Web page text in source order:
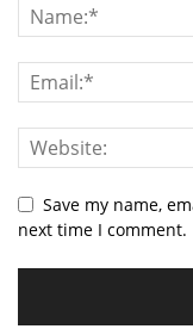
Save my name,
next time I comment.